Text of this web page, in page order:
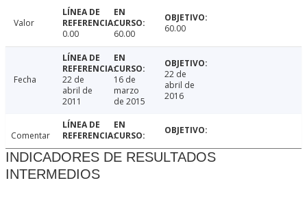
Valor
0.00
60.00 60.00
Fecha
22 de
abril de
2011
16 de
marzo
de 2015
22 de
abril de
2016
Comentar
INDICADORES DE RESULTADOS
INTERMEDIOS